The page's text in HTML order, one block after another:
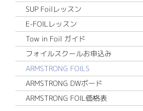
SUP Foilレッスン
E-FOILレッスン
Tow in Foil ガイド
フォイルスクールお申込み
ARMSTRONG FOILS
ARMSTRONG DWボード
ARMSTRONG FOIL価格表